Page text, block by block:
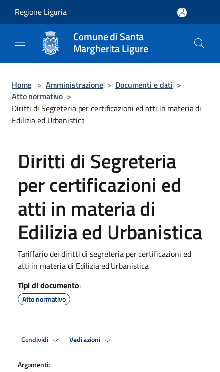
Regione Liguria
Comune di Santa
Margherita Ligure
Home > Amministrazione > Documenti e dati >
Atto normativo >
Diritti di Segreteria per certificazioni ed atti in materia di
Edilizia ed Urbanistica
Diritti di Segreteria
per certificazioni ed
atti in materia di
Edilizia ed Urbanistica
Tariffario dei diritti di segreteria per certificazioni ed
atti in materia di Edilizia ed Urbanistica
Tipi di documento:
Atto normativo
Condividi Vedi azioni
Argomenti: